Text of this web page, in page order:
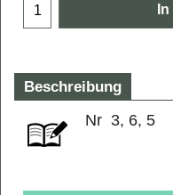
Beschreibung
Nr 3, 6, 5